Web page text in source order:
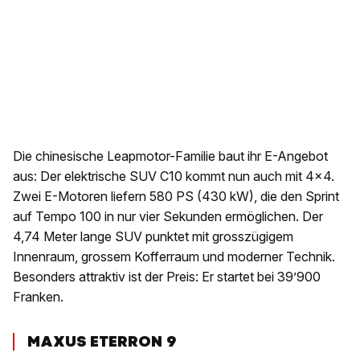
Die chinesische Leapmotor-Familie baut ihr E-Angebot
aus: Der elektrische SUV C10 kommt nun auch mit 4x4.
Zwei E-Motoren liefern 580 PS (430 kW), die den Sprint
auf Tempo 100 in nur vier Sekunden ermöglichen. Der
4,74 Meter lange SUV punktet mit grosszügigem
Innenraum, grossem Kofferraum und moderner Technik.
Besonders attraktiv ist der Preis: Er startet bei 39’900
Franken.
MAXUS ETERRON 9